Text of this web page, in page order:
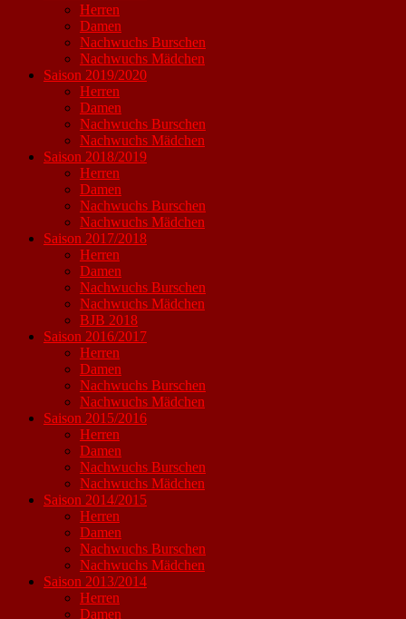
Herren
Damen
Nachwuchs Burschen
Nachwuchs Mädchen
Saison 2019/2020
Herren
Damen
Nachwuchs Burschen
Nachwuchs Mädchen
Saison 2018/2019
Herren
Damen
Nachwuchs Burschen
Nachwuchs Mädchen
Saison 2017/2018
Herren
Damen
Nachwuchs Burschen
Nachwuchs Mädchen
BJB 2018
Saison 2016/2017
Herren
Damen
Nachwuchs Burschen
Nachwuchs Mädchen
Saison 2015/2016
Herren
Damen
Nachwuchs Burschen
Nachwuchs Mädchen
Saison 2014/2015
Herren
Damen
Nachwuchs Burschen
Nachwuchs Mädchen
Saison 2013/2014
Herren
Damen